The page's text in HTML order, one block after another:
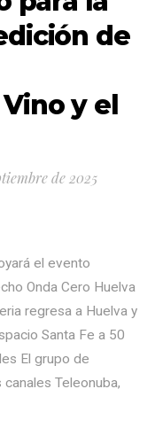
de
y el
de 2025
el evento
Onda Cero Huelva
regresa a Huelva y
Santa Fe a 50
El grupo de
Teleonuba,